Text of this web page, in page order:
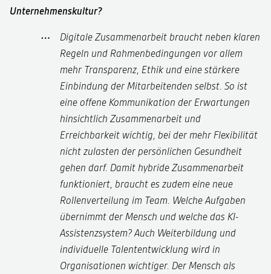
Unternehmenskultur?
Digitale Zusammenarbeit braucht neben klaren
Regeln und Rahmenbedingungen vor allem
mehr Transparenz, Ethik und eine stärkere
Einbindung der Mitarbeitenden selbst. So ist
eine offene Kommunikation der Erwartungen
hinsichtlich Zusammenarbeit und
Erreichbarkeit wichtig, bei der mehr Flexibilität
nicht zulasten der persönlichen Gesundheit
gehen darf. Damit hybride Zusammenarbeit
funktioniert, braucht es zudem eine neue
Rollenverteilung im Team. Welche Aufgaben
übernimmt der Mensch und welche das KI-
Assistenzsystem? Auch Weiterbildung und
individuelle Talententwicklung wird in
Organisationen wichtiger. Der Mensch als